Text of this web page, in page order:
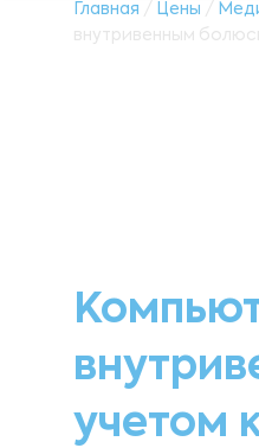
Главная / Цены /
внутривенным
учетом